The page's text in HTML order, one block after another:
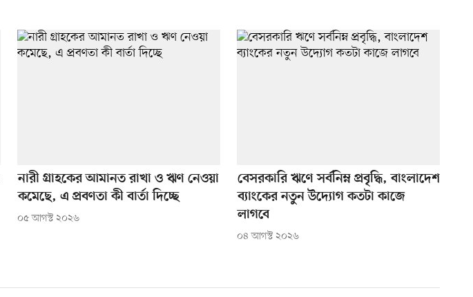
নারী গ্রাহকের আমানত রাখা ও ঋণ নেওয়া
কমেছে, এ প্রবণতা কী বার্তা দিচ্ছে
০৫ আগস্ট ২০২৬
বেসরকারি ঋণে সর্বনিম্ন প্রবৃদ্ধি, বাংলাদেশ
ব্যাংকের নতুন উদ্যোগ কতটা কাজে
লাগবে
০৪ আগস্ট ২০২৬